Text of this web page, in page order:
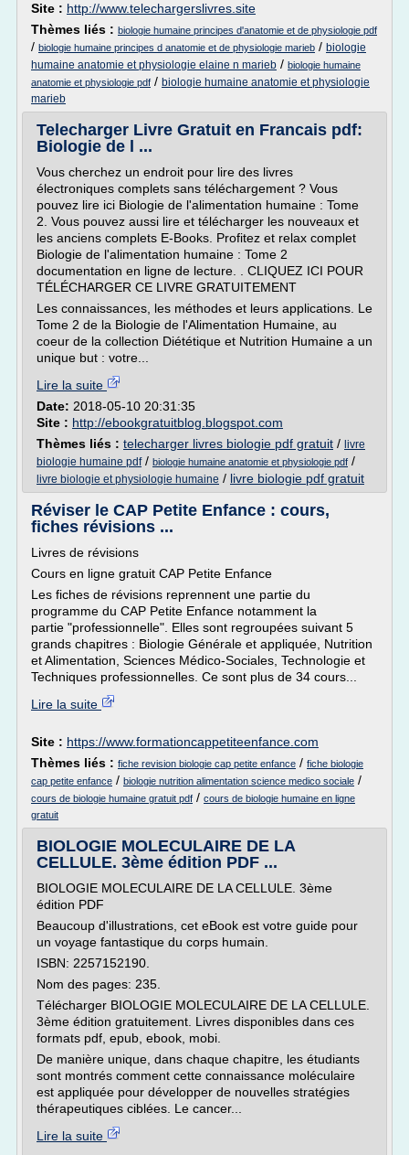
Site : http://www.telechargerslivres.site
Thèmes liés : biologie humaine principes d'anatomie et de physiologie pdf
/ biologie humaine principes d anatomie et de physiologie marieb / biologie
humaine anatomie et physiologie elaine n marieb / biologie humaine
anatomie et physiologie pdf / biologie humaine anatomie et physiologie
marieb
Telecharger Livre Gratuit en Francais pdf:
Biologie de l ...
Vous cherchez un endroit pour lire des livres
électroniques complets sans téléchargement ? Vous
pouvez lire ici Biologie de l'alimentation humaine : Tome
2. Vous pouvez aussi lire et télécharger les nouveaux et
les anciens complets E-Books. Profitez et relax complet
Biologie de l'alimentation humaine : Tome 2
documentation en ligne de lecture. . CLIQUEZ ICI POUR
TÉLÉCHARGER CE LIVRE GRATUITEMENT
Les connaissances, les méthodes et leurs applications. Le
Tome 2 de la Biologie de l'Alimentation Humaine, au
coeur de la collection Diététique et Nutrition Humaine a un
unique but : votre...
Lire la suite
Date: 2018-05-10 20:31:35
Site : http://ebookgratuitblog.blogspot.com
Thèmes liés : telecharger livres biologie pdf gratuit / livre
biologie humaine pdf/ biologie humaine anatomie et physiologie pdf /
livre biologie et physiologie humaine / livre biologie pdf gratuit
Réviser le CAP Petite Enfance : cours,
fiches révisions ...
Livres de révisions
Cours en ligne gratuit CAP Petite Enfance
Les fiches de révisions reprennent une partie du
programme du CAP Petite Enfance notamment la
partie "professionnelle". Elles sont regroupées suivant 5
grands chapitres : Biologie Générale et appliquée, Nutrition
et Alimentation, Sciences Médico-Sociales, Technologie et
Techniques professionnelles. Ce sont plus de 34 cours...
Lire la suite
Site : https://www.formationcappetiteenfance.com
Thèmes liés : fiche revision biologie cap petite enfance / fiche biologie
cap petite enfance / biologie nutrition alimentation science medico sociale /
cours de biologie humaine gratuit pdf / cours de biologie humaine en ligne
gratuit
BIOLOGIE MOLECULAIRE DE LA
CELLULE. 3ème édition PDF ...
BIOLOGIE MOLECULAIRE DE LA CELLULE. 3ème
édition PDF
Beaucoup d'illustrations, cet eBook est votre guide pour
un voyage fantastique du corps humain.
ISBN: 2257152190.
Nom des pages: 235.
Télécharger BIOLOGIE MOLECULAIRE DE LA CELLULE.
3ème édition gratuitement. Livres disponibles dans ces
formats pdf, epub, ebook, mobi.
De manière unique, dans chaque chapitre, les étudiants
sont montrés comment cette connaissance moléculaire
est appliquée pour développer de nouvelles stratégies
thérapeutiques ciblées. Le cancer...
Lire la suite